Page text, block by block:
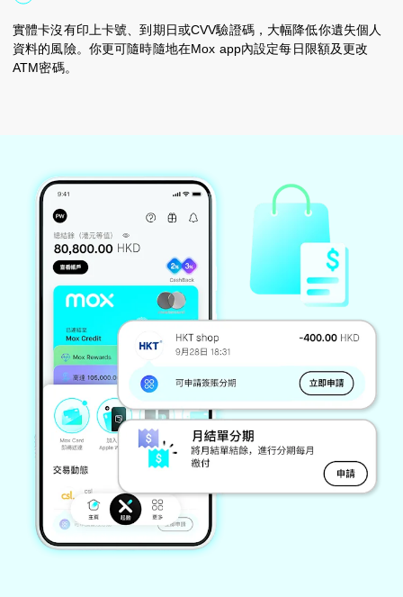
實體卡沒有印上卡號、到期日或CVV驗證碼，大幅降低你遺失個人
資料的風險。你更可隨時隨地在Mox app內設定每日限額及更改
ATM密碼。